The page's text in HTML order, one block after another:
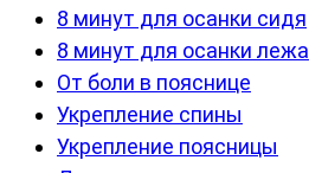
8 минут для осанки сидя
8 минут для осанки лежа
От боли в пояснице
Укрепление спины
Укрепление поясницы